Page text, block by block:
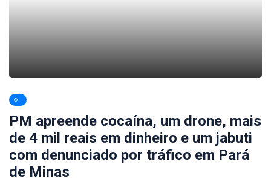
PM apreende cocaína, um drone, mais
de 4 mil reais em dinheiro e um jabuti
com denunciado por tráfico em Pará
de Minas